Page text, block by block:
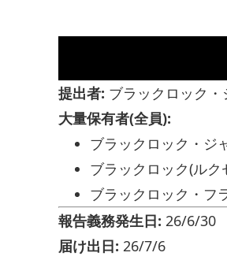
提出者: ブラックロック
大量保有者(全員):
ブラックロック・ジ
ブラックロック(ル
ブラックロック・フ
報告義務発生日: 26/6/30
届け出日: 26/7/6